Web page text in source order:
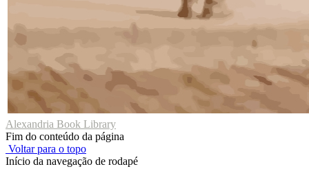
Alexandria Book Library
Fim do conteúdo da página
Voltar para o topo
Início da navegação de rodapé